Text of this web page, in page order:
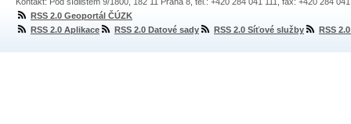
RSS 2.0 Geoportál ČÚZK
RSS 2.0 Aplikace
RSS 2.0 Datové sady RSS 2.0 Síťové služby RSS